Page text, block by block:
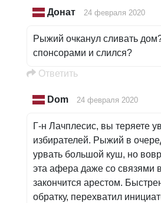
Донат 24 февраля 2020
Рыжий очканул сливать
спонсорами и слился?
Oтветить
Dom 24 февраля 2020
Г-н Лачплесис, вы теряете
избирателей. Рыжий в
урвать большой куш, но
эта афера даже со связями
закончится арестом.
обратку, перехватил